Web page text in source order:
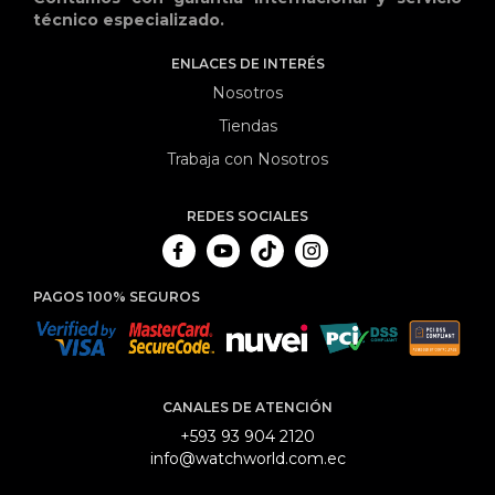
técnico especializado.
ENLACES DE INTERÉS
Nosotros
Tiendas
Trabaja con Nosotros
REDES SOCIALES
PAGOS 100% SEGUROS
CANALES DE ATENCIÓN
+593 93 904 2120
info@watchworld.com.ec